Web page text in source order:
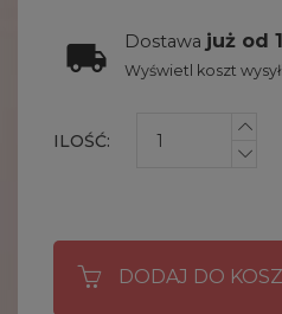
Dostawa już od
Wyświetl koszt
ILOŚĆ:
DODAJ DO